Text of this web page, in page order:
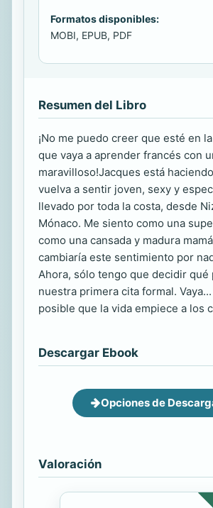
Formatos disponibles:
MOBI, EPUB, PDF
Resumen del Libro
¡No me puedo creer que esté en
que vaya a aprender francés con
maravilloso!Jacques está
vuelva a sentir joven, sexy y
llevado por toda la costa, desde
Mónaco. Me siento como una
como una cansada y madura
cambiaría este sentimiento por
Ahora, sólo tengo que decidir qué
nuestra primera cita formal.
posible que la vida empiece a los
Descargar Ebook
Opciones de
Valoración